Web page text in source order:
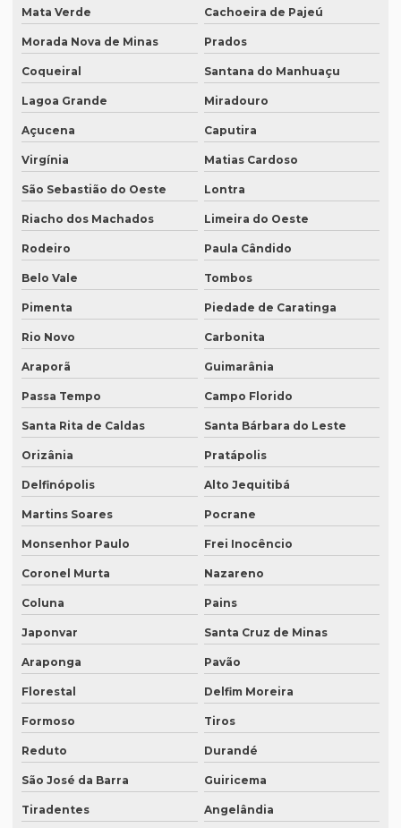
Qual o valor de tradução por página?
Qual é o valor de um artigo científico
Quando eu preciso de uma tradução juramentada?
Quanto custa a diária tradução simultânea
Quanto custa a diária de um intérprete simultâneo
Quanto custa equipamento de tradução simultânea
Quanto custa tradução juramentada alemão
Quanto custa tradução juramentada espanhol
Quanto custa tradução juramentada ingles
Quanto custa tradução para o inglês
Quanto custa tradução por palavra
Quanto custa a tradução de um manual técnico?
Quanto custa traduzir para alemão
Quanto custa traduzir documentos
Quanto custa traduzir um livro
Quanto custa um tradutor juramentado
Quanto custa uma tradução juramentada em francês
Quanto custa uma tradução juramentada em italiano
Quem faz tradução de artigos científicos
Quem faz tradução juramentada em mg
Quem faz tradução simultânea teams
Quem faz transcrição de áudio em portugues
Rádios para tradução simultânea
Revisão de artigos científicos
Mata Verde Cachoeira de Pajeú
Morada Nova de Minas Prados
Coqueiral Santana do Manhuaçu
Lagoa Grande Miradouro
Açucena Caputira
Virgínia Matias Cardoso
São Sebastião do Oeste Lontra
Riacho dos Machados Limeira do Oeste
Rodeiro Paula Cândido
Belo Vale Tombos
Pimenta Piedade de Caratinga
Rio Novo Carbonita
Araporã Guimarânia
Passa Tempo Campo Florido
Santa Rita de Caldas Santa Bárbara do Leste
Orizânia Pratápolis
Delfinópolis Alto Jequitibá
Martins Soares Pocrane
Monsenhor Paulo Frei Inocêncio
Coronel Murta Nazareno
Coluna Pains
Japonvar Santa Cruz de Minas
Araponga Pavão
Florestal Delfim Moreira
Formoso Tiros
Reduto Durandé
São José da Barra Guiricema
Tiradentes Angelândia